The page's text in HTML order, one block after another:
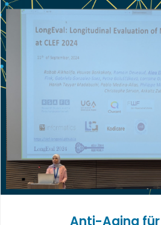
Anti-Aging für